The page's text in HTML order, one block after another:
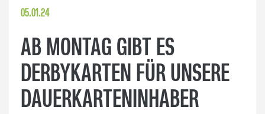
05.01.24
AB MONTAG GIBT ES
DERBYKARTEN FÜR UNSERE
DAUERKARTENINHABER